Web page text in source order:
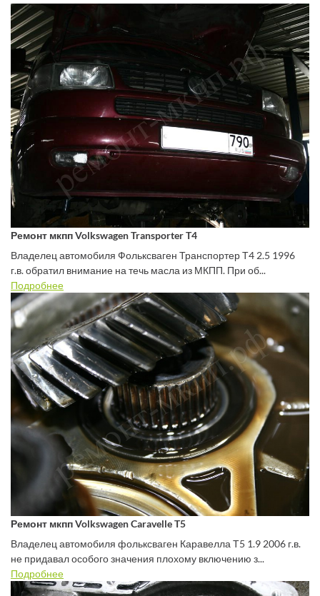
Ремонт мкпп Volkswagen Transporter T4
Владелец автомобиля Фольксваген Транспортер Т4 2.5 1996
г.в. обратил внимание на течь масла из МКПП. При об...
Подробнее
Ремонт мкпп Volkswagen Caravelle T5
Владелец автомобиля фольксваген Каравелла Т5 1.9 2006 г.в.
не придавал особого значения плохому включению з...
Подробнее